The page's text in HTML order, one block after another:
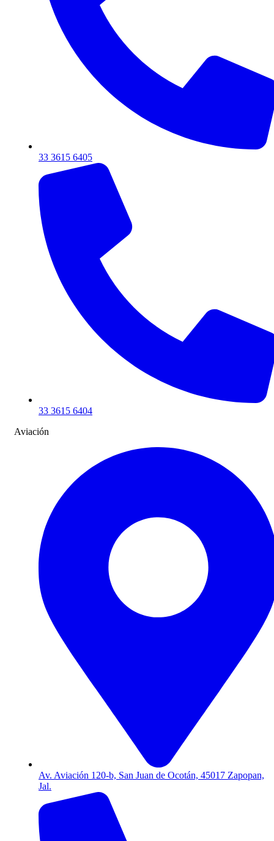
33 3615 6405
33 3615 6404
Aviación
Av. Aviación 120-b, San Juan de Ocotán, 45017 Zapopan,
Jal.